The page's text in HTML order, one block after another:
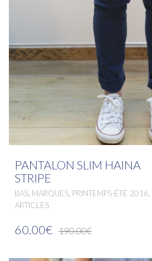
PANTALON SLIM HAINA
STRIPE
BAS, MARQUES, PRINTEMPS-ÉTÉ 2016,
ARTICLES
190.00€
60.00€